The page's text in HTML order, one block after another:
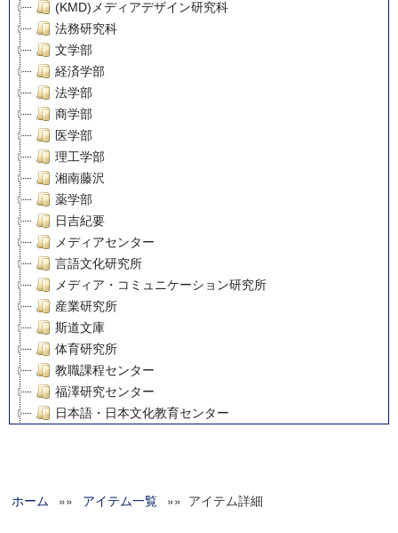
(KMD)メディアデザイン研究科
法務研究科
文学部
経済学部
法学部
商学部
医学部
理工学部
湘南藤沢
薬学部
日吉紀要
メディアセンター
言語文化研究所
メディア・コミュニケーション研究所
産業研究所
斯道文庫
体育研究所
教職課程センター
福澤研究センター
日本語・日本文化教育センター
グローバルリサーチインスティテュート
ホーム »» アイテム一覧 »» アイテム詳細